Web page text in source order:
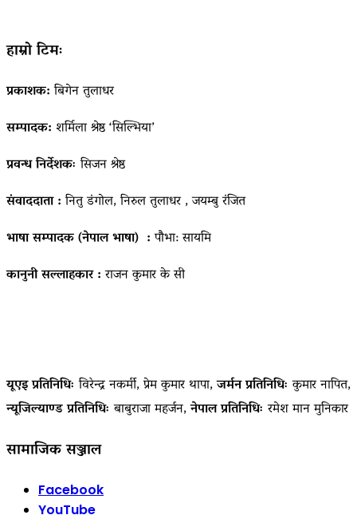
हाम्रो टिमः
प्रकाशक:बिगेन तुलाधर
सम्पादक: शर्मिला श्रेष्ठ ‘सिल्भिया’
प्रवन्ध निर्देशकःसिजन श्रेष्ठ
संवाददाता :नितु डंगोल, निरुल तुलाधर , जयम्बु रंजित
भाषा सम्पादक (नेपाल भाषा) :पौभा: सायमि
कानुनी सल्लाहकार :राजन कुमार के सी
यूएइ प्रतिनिधिः विरेन्द्र नकर्मी, प्रेम कुमार थापा,जर्मन प्रतिनिधिः कुमार नापित,
न्यूजिल्याण्ड प्रतिनिधिः बाबुराजा महर्जन,नेपाल प्रतिनिधिः रमेश मान मुनिकार
सामाजिक सञ्जाल
Facebook
YouTube